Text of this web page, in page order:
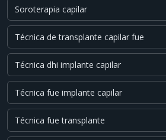
Soroterapia capilar
Técnica de transplante capilar fue
Técnica dhi implante capilar
Técnica fue implante capilar
Técnica fue transplante